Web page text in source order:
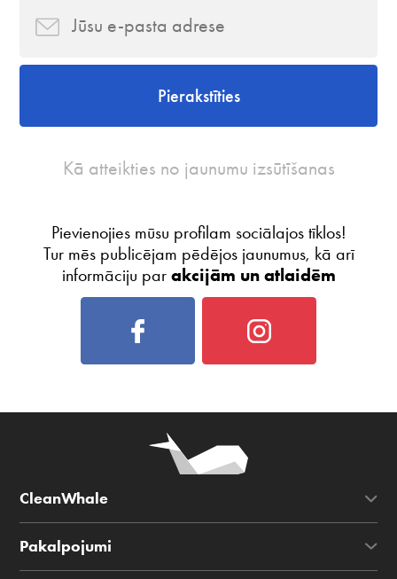
Pierakstīties
Kā atteikties no jaunumu izsūtīšanas
Pievienojies mūsu profilam sociālajos tīklos!
Tur mēs publicējam pēdējos jaunumus, kā arī
informāciju par akcijām un atlaidēm
CleanWhale
Pakalpojumi